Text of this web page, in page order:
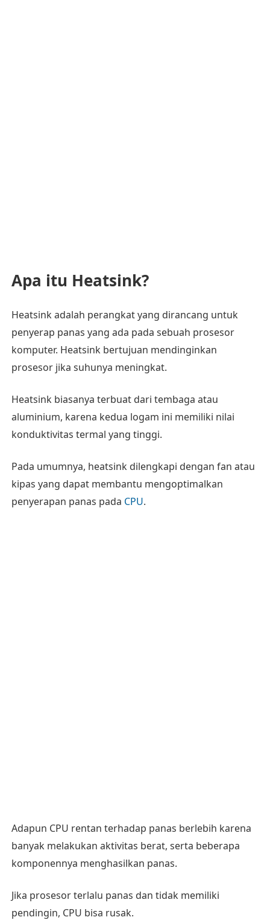
Apa itu Heatsink?
Heatsink adalah perangkat yang dirancang untuk
penyerap panas yang ada pada sebuah prosesor
komputer. Heatsink bertujuan mendinginkan
prosesor jika suhunya meningkat.
Heatsink biasanya terbuat dari tembaga atau
aluminium, karena kedua logam ini memiliki nilai
konduktivitas termal yang tinggi.
Pada umumnya, heatsink dilengkapi dengan fan atau
kipas yang dapat membantu mengoptimalkan
penyerapan panas pada CPU.
Adapun CPU rentan terhadap panas berlebih karena
banyak melakukan aktivitas berat, serta beberapa
komponennya menghasilkan panas.
Jika prosesor terlalu panas dan tidak memiliki
pendingin, CPU bisa rusak.